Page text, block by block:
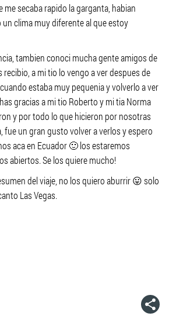
secaba rapido la garganta, habian
clima muy diferente al que estoy
tambien conoci mucha gente amigos de
recibio, a mi tio lo vengo a ver despues de
estaba muy pequenia y volverlo a ver
gracias a mi tio Roberto y mi tia Norma
y por todo lo que hicieron por nosotras
fue un gran gusto volver a verlos y espero
aca en Ecuador 🙂 los estaremos
abiertos. Se los quiere mucho!
del viaje, no los quiero aburrir 😛 solo
Las Vegas.